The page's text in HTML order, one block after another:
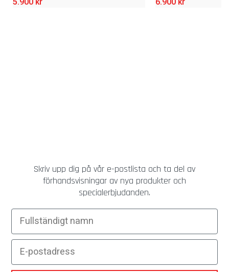
Skriv upp dig på vår e-postlista och ta del av
förhandsvisningar av nya produkter och
specialerbjudanden.
Fullständigt namn
E-postadress